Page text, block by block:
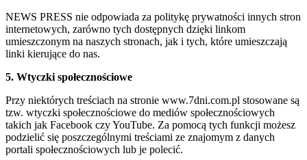
NEWS PRESS nie odpowiada za politykę prywatności innych stron
internetowych, zarówno tych dostępnych dzięki linkom
umieszczonym na naszych stronach, jak i tych, które umieszczają
linki kierujące do nas.
5. Wtyczki społecznościowe
Przy niektórych treściach na stronie www.7dni.com.pl stosowane są
tzw. wtyczki społecznościowe do mediów społecznościowych
takich jak Facebook czy YouTube. Za pomocą tych funkcji możesz
podzielić się poszczególnymi treściami ze znajomym z danych
portali społecznościowych lub je polecić.